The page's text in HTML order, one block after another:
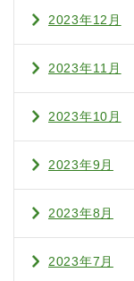
2023年12月
2023年11月
2023年10月
2023年9月
2023年8月
2023年7月